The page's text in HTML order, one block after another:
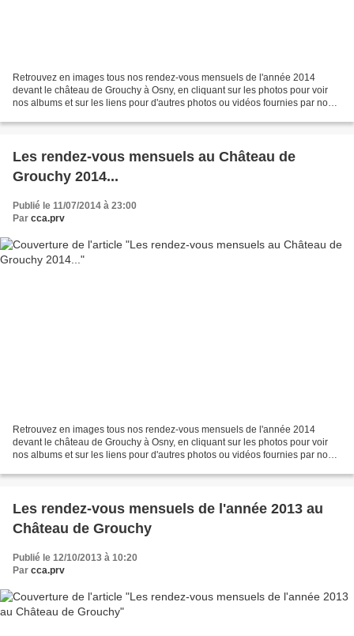
Retrouvez en images tous nos rendez-vous mensuels de l'année 2014
devant le château de Grouchy à Osny, en cliquant sur les photos pour voir
nos albums et sur les liens pour d'autres photos ou vidéos fournies par nos
Les rendez-vous mensuels au Château de
Grouchy 2014...
Publié le 11/07/2014 à 23:00
Par cca.prv
Retrouvez en images tous nos rendez-vous mensuels de l'année 2014
devant le château de Grouchy à Osny, en cliquant sur les photos pour voir
nos albums et sur les liens pour d'autres photos ou vidéos fournies par nos
Les rendez-vous mensuels de l'année 2013 au
Château de Grouchy
Publié le 12/10/2013 à 10:20
Par cca.prv